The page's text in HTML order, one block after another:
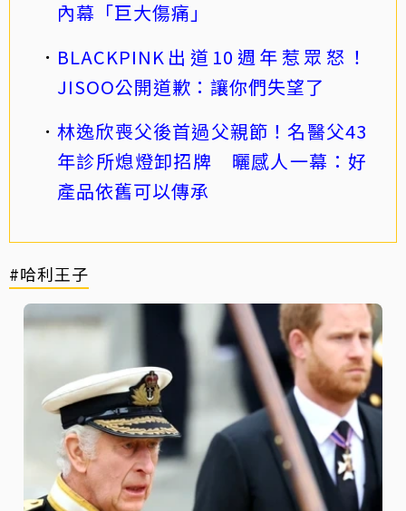
內幕「巨大傷痛」
BLACKPINK出道10週年惹眾怒！
JISOO公開道歉：讓你們失望了
林逸欣喪父後首過父親節！名醫父43
年診所熄燈卸招牌 曬感人一幕：好
產品依舊可以傳承
#哈利王子